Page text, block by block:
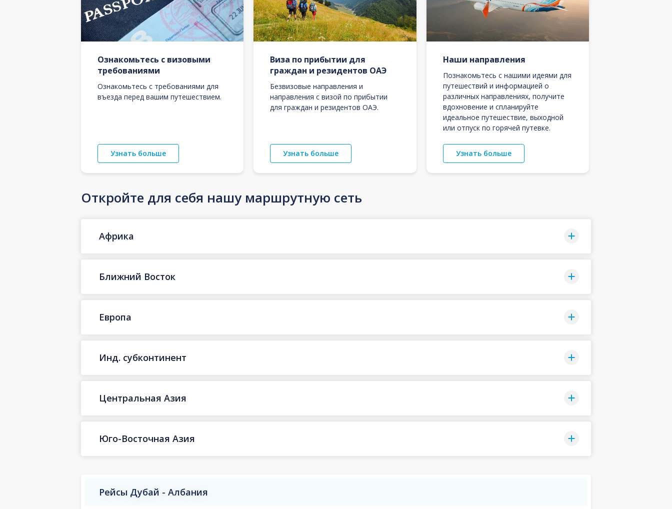
Ознакомьтесь с визовыми
требованиями
Ознакомьтесь с требованиями для
въезда перед вашим путешествием.
Узнать больше
Виза по прибытии для
граждан и резидентов ОАЭ
Безвизовые направления и
направления с визой по прибытии
для граждан и резидентов ОАЭ.
Узнать больше
Наши направления
Познакомьтесь с нашими идеями для
путешествий и информацией о
различных направлениях, получите
вдохновение и спланируйте
идеальное путешествие, выходной
или отпуск по горячей путевке.
Узнать больше
Откройте для себя нашу маршрутную сеть
Африка
Ближний Восток
Европа
Инд. субконтинент
Центральная Азия
Юго-Восточная Азия
Рейсы Дубай - Албания